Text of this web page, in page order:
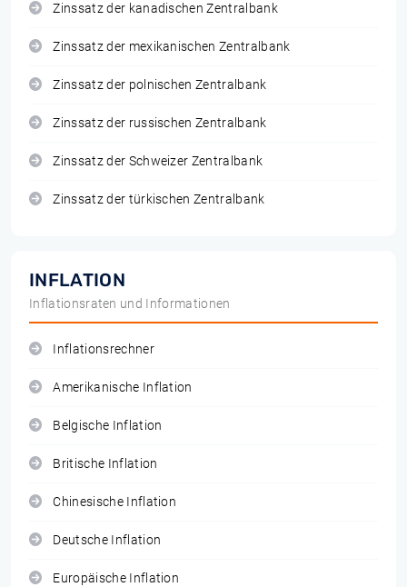
Zinssatz der kanadischen Zentralbank
Zinssatz der mexikanischen Zentralbank
Zinssatz der polnischen Zentralbank
Zinssatz der russischen Zentralbank
Zinssatz der Schweizer Zentralbank
Zinssatz der türkischen Zentralbank
INFLATION
Inflationsraten und Informationen
Inflationsrechner
Amerikanische Inflation
Belgische Inflation
Britische Inflation
Chinesische Inflation
Deutsche Inflation
Europäische Inflation